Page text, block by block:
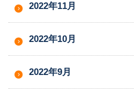
2022年11月
2022年10月
2022年9月